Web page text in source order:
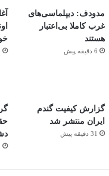
مدودف: دیپلماسی‌های
غرب کاملا بی‌اعتبار
هستند
6 دقیقه پیش
گزارش کیفیت گندم
ایران منتشر شد
31 دقیقه پیش